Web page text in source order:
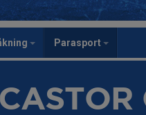
Parasport
CASTOR